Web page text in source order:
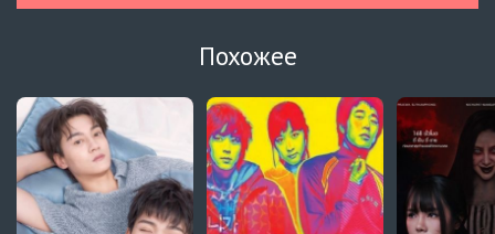
Навечно влюблённые4 серия
UAFLIX (украинский)
Навечно влюблённые
2 серия
UAFLIX (украинский)
Навечно влюблённые 1 серия
UAFLIX (украинский)
Похожее